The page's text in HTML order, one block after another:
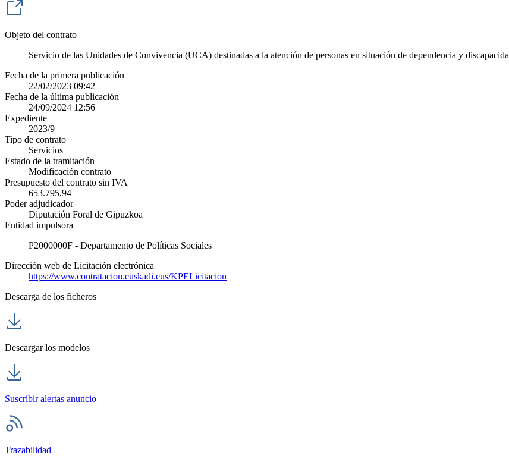
Objeto del contrato
Servicio de las Unidades de Convivencia (UCA) destinadas a la atención de personas en situación de dependencia y
Fecha de la primera publicación
22/02/2023 09:42
Fecha de la última publicación
24/09/2024 12:56
Expediente
2023/9
Tipo de contrato
Servicios
Estado de la tramitación
Modificación contrato
Presupuesto del contrato sin IVA
653.795,94
Poder adjudicador
Diputación Foral de Gipuzkoa
Entidad impulsora
P2000000F - Departamento de Políticas Sociales
Dirección web de Licitación electrónica
https://www.contratacion.euskadi.eus/KPELicitacion
Descarga de los ficheros
|
Descargar los modelos
|
Suscribir alertas anuncio
|
Trazabilidad